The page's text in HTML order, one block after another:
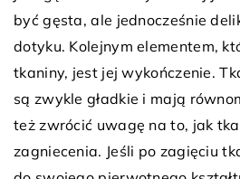
być gęsta, ale jednocześnie
dotyku. Kolejnym elementem,
tkaniny, jest jej wykończenie.
są zwykle gładkie i mają
też zwrócić uwagę na to, jak
zagniecenia. Jeśli po zagięciu